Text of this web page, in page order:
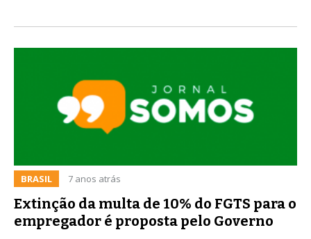
BRASIL 7 anos atrás
Extinção da multa de 10% do FGTS para o
empregador é proposta pelo Governo